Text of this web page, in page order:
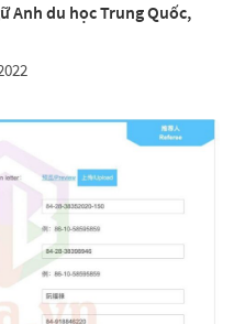
Anh du học Trung Quốc,